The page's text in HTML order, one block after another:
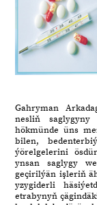
Gahryman
nesliň
hökmünde üns
bilen,
ýörelgelerini
ynsan saglygy
geçirilýän işleriň
yzygiderli
etrabynyň